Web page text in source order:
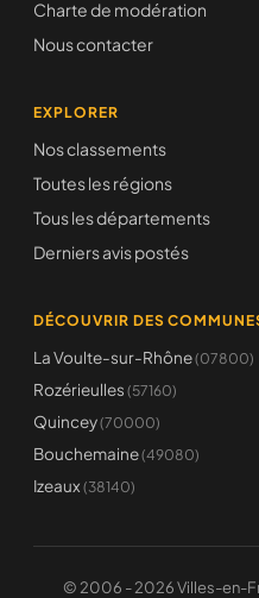
Charte de modération
Nous contacter
EXPLORER
Nos classements
Toutes les régions
Tous les départements
Derniers avis postés
DÉCOUVRIR DES
La Voulte-sur-Rhône(07800)
Rozérieulles (57160)
Quincey(70000)
Bouchemaine(49080)
Izeaux (38140)
© 2006 - 2026 Villes-en-